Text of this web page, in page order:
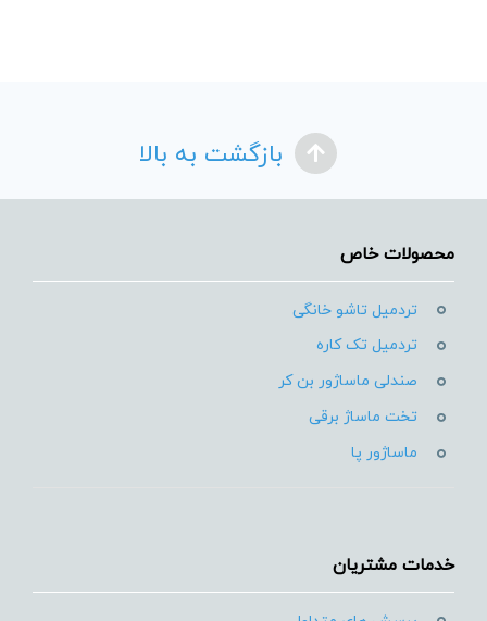
بازگشت به بالا
محصولات خاص
تردمیل تاشو خانگی
تردمیل تک کاره
صندلی ماساژور بن کر
تخت ماساژ برقی
ماساژور پا
خدمات مشتریان